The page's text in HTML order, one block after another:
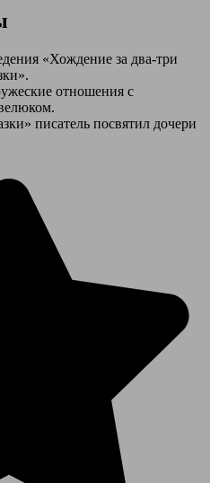
«Хождение за два-три
отношения с
писатель посвятил дочери